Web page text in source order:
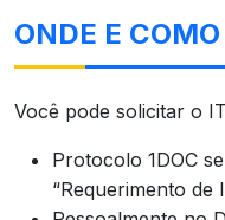
ONDE E
Você pode solicitar o
Protocolo 1DOC
“Requerimento de